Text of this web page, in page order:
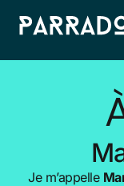
Je m’appelle